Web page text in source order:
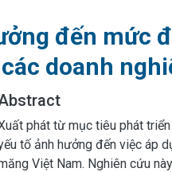
đến mức
doanh
phát từ mục tiêu phát
tố ảnh hưởng đến việc áp
Việt Nam. Nghiên cứu